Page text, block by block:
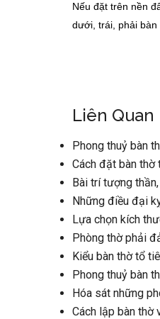
Nếu đặt trên nền
dưới, trái, phải bàn
Liên Quan
Phong thuỷ bàn
Cách đặt bàn thờ
Bài trí tượng
Những điều đại
Lựa chọn kích
Phòng thờ phải
Kiểu bàn thờ tổ
Phong thuỷ bàn
Hóa sát những
Cách lập bàn thờ